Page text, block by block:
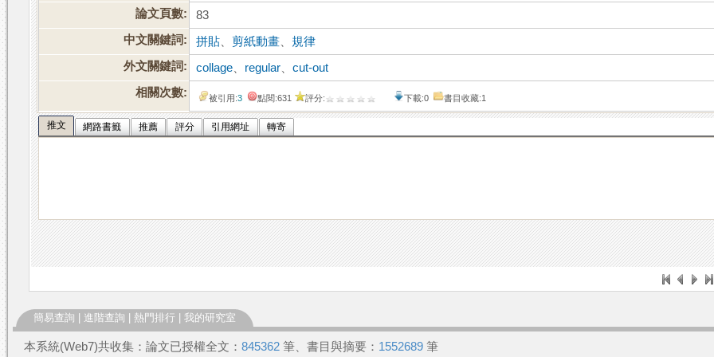
論文頁數:
83
中文關鍵詞:
拼貼 、剪紙動畫
規律
外文關鍵詞:
collage regular 、cut-out
相關次數:
被引用:3 點閱:631 評分: 下載:0 書目收藏:1
推文 網路書籤 推薦 評分 引用網址 轉寄
簡易查詢 進階查詢 熱門排行 我的研究室
本系統(Web7)共收集：論文已授權全文： 845362 筆、書目與摘要： 1552689 筆